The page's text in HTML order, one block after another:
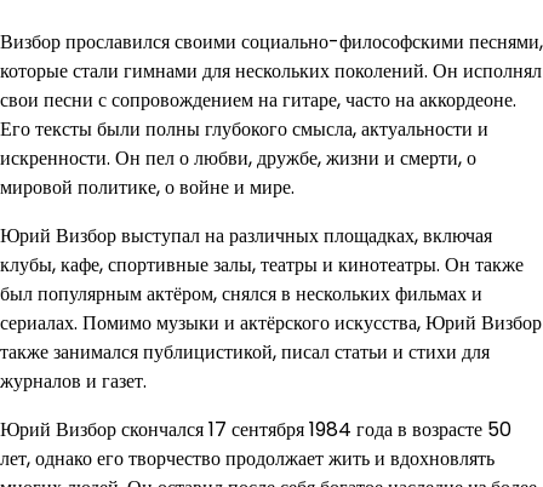
Визбор прославился своими социально-философскими песнями,
которые стали гимнами для нескольких поколений. Он исполнял
свои песни с сопровождением на гитаре, часто на аккордеоне.
Его тексты были полны глубокого смысла, актуальности и
искренности. Он пел о любви, дружбе, жизни и смерти, о
мировой политике, о войне и мире.
Юрий Визбор выступал на различных площадках, включая
клубы, кафе, спортивные залы, театры и кинотеатры. Он также
был популярным актёром, снялся в нескольких фильмах и
сериалах. Помимо музыки и актёрского искусства, Юрий Визбор
также занимался публицистикой, писал статьи и стихи для
журналов и газет.
Юрий Визбор скончался 17 сентября 1984 года в возрасте 50
лет, однако его творчество продолжает жить и вдохновлять